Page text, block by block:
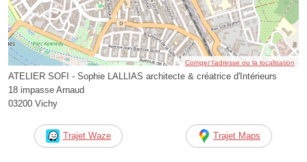
Corriger l’adresse ou la localisation
ATELIER SOFI - Sophie LALLIAS architecte & créatrice d'Intérieurs
18 impasse Arnaud
03200 Vichy
Trajet Waze Trajet Maps